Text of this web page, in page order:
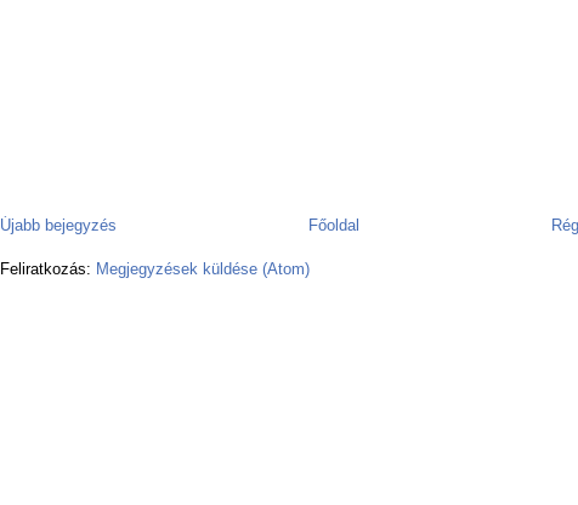
Újabb bejegyzés Főoldal
Feliratkozás: Megjegyzések küldése (Atom)